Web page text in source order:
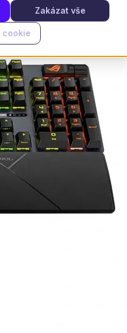
Zakázat vše
cookie